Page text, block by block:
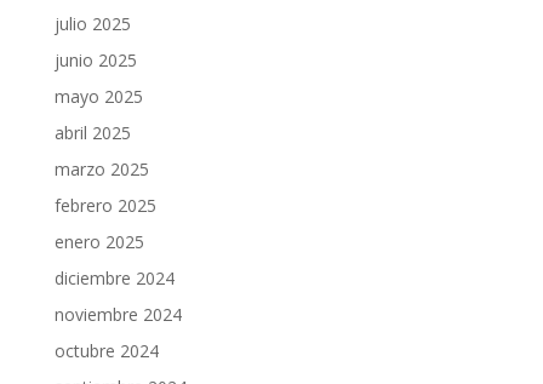
julio 2025
junio 2025
mayo 2025
abril 2025
marzo 2025
febrero 2025
enero 2025
diciembre 2024
noviembre 2024
octubre 2024